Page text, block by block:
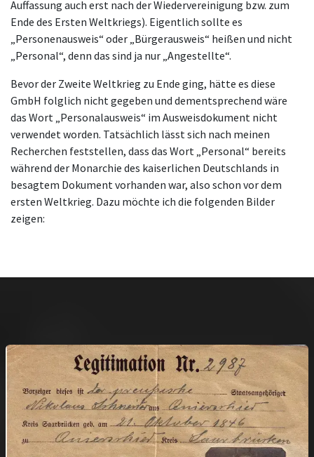
Auffassung auch erst nach der Wiedervereinigung bzw. zum
Ende des Ersten Weltkriegs). Eigentlich sollte es
„Personenausweis“ oder „Bürgerausweis“ heißen und nicht
„Personal“, denn das sind ja nur „Angestellte“.
Bevor der Zweite Weltkrieg zu Ende ging, hätte es diese
GmbH folglich nicht gegeben und dementsprechend wäre
das Wort „Personalausweis“ im Ausweisdokument nicht
verwendet worden. Tatsächlich lässt sich nach meinen
Recherchen feststellen, dass das Wort „Personal“ bereits
während der Monarchie des kaiserlichen Deutschlands in
besagtem Dokument vorhanden war, also schon vor dem
ersten Weltkrieg. Dazu möchte ich die folgenden Bilder
zeigen: